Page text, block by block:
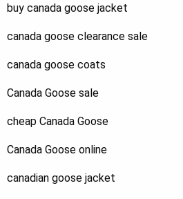
buy canada goose jacket
canada goose clearance sale
canada goose coats
Canada Goose sale
cheap Canada Goose
Canada Goose online
canadian goose jacket